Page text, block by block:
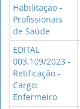
Habilitação -
Profissionais
de Saúde
EDITAL
003.109/2023 -
Retificação -
Cargo:
Enfermeiro